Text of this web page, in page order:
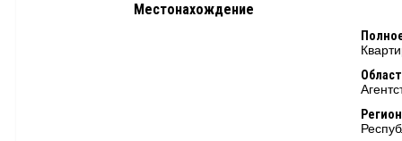
Местонахождение